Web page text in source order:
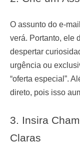
O assunto do e-
verá. Portanto, ele
despertar
urgência ou
“oferta especial”.
direto, pois isso
3. Insira
Claras